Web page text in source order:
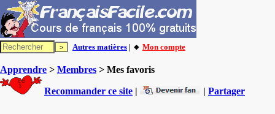
Autres matières | 🔸 Mon compte
Apprendre > Membres > Mes favoris
Recommander ce site | | Partager